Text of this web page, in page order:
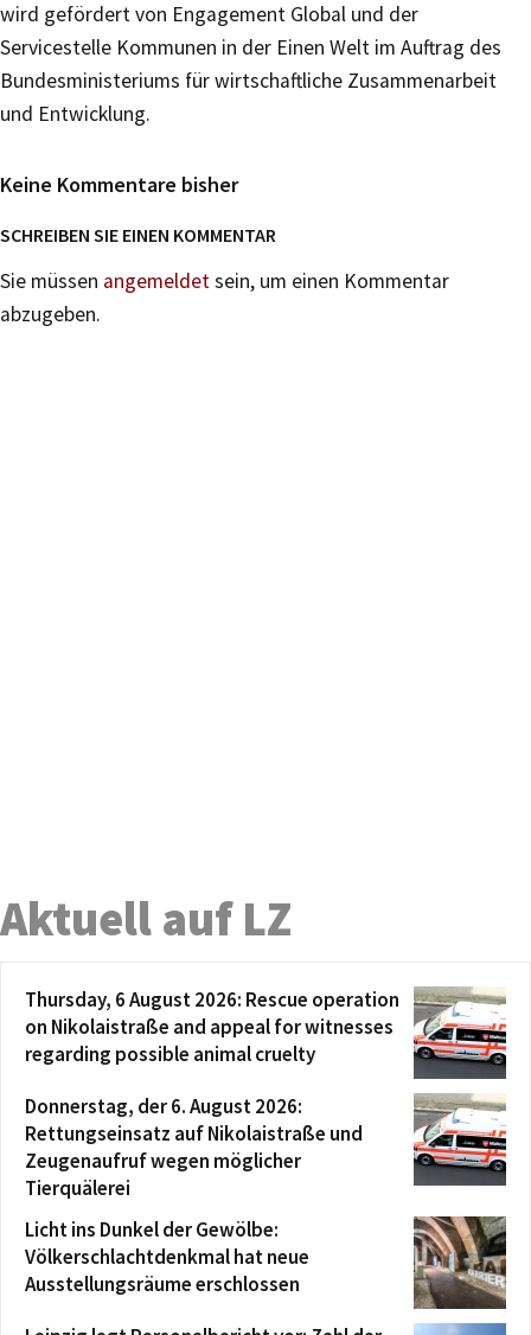
wird gefördert von Engagement Global und der
Servicestelle Kommunen in der Einen Welt im Auftrag des
Bundesministeriums für wirtschaftliche Zusammenarbeit
und Entwicklung.
Keine Kommentare bisher
SCHREIBEN SIE EINEN KOMMENTAR
Sie müssen angemeldetsein, um einen Kommentar
abzugeben.
Aktuell auf LZ
Thursday, 6 August 2026: Rescue operation
on Nikolaistraße and appeal for witnesses
regarding possible animal cruelty
Donnerstag, der 6. August 2026:
Rettungseinsatz auf Nikolaistraße und
Zeugenaufruf wegen möglicher
Tierquälerei
Licht ins Dunkel der Gewölbe:
Völkerschlachtdenkmal hat neue
Ausstellungsräume erschlossen